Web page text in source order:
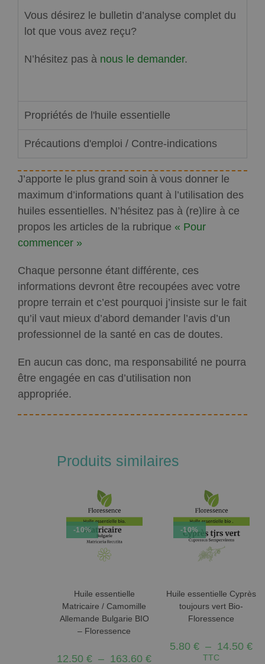
Vous désirez le bulletin d’analyse complet du
lot que vous avez reçu?
N’hésitez pas à nous le demander.
Propriétés de l'huile essentielle
Précautions d'emploi / Contre-indications
J’apporte le plus grand soin à vous donner le
maximum d’informations quant à l’utilisation des
huiles essentielles. N’hésitez pas à (re)lire à ce
propos les articles de la rubrique « Pour
commencer »
Chaque personne étant différente, ces
informations devront être recoupées avec votre
propre terrain et c’est pourquoi j’insiste sur le fait
qu’il vaut mieux d’abord demander l’avis d’un
professionnel de la santé en cas de doutes.
En aucun cas donc, ma responsabilité ne pourra
être engagée en cas d’utilisation non
appropriée.
Produits similaires
-10%
Huile essentielle
Matricaire / Camomille
Allemande Bulgarie BIO
– Floressence
12.50€ – 163.60€
-10%
Huile essentielle Cyprès
toujours vert Bio-
Floressence
5.80€ – 14.50€
TTC